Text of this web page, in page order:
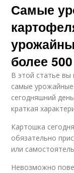
Самые
более
В этой статье
самые
сегодняшний
краткая
Картошка
обязательно
или
Невозможно